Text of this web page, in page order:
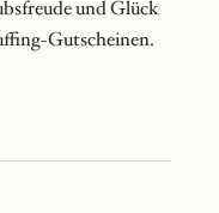
und Glück
Gutscheinen.